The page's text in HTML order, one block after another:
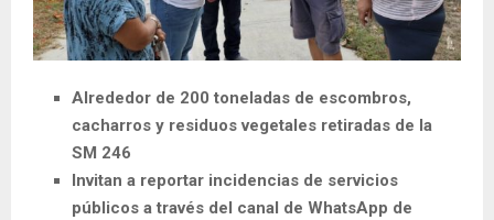
Alrededor de 200 toneladas de escombros,
cacharros y residuos vegetales retiradas de la
SM 246
Invitan a reportar incidencias de servicios
públicos a través del canal de WhatsApp de